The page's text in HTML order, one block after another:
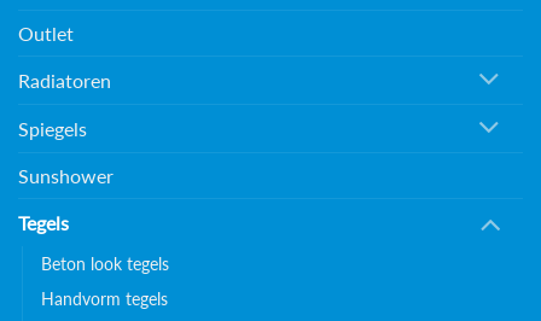
Outlet
Radiatoren
Spiegels
Sunshower
Tegels
Beton look tegels
Handvorm tegels